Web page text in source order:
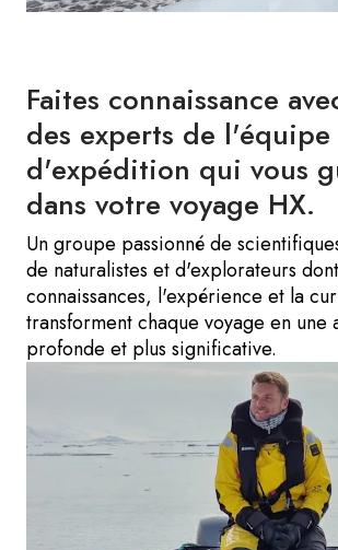
Faites connaissance
des experts de l'équipe
d'expédition qui vous
dans votre voyage HX.
Un groupe passionné de
de naturalistes et d'explorateurs
connaissances, l'expérience et la
transforment chaque voyage en une
profonde et plus significative.